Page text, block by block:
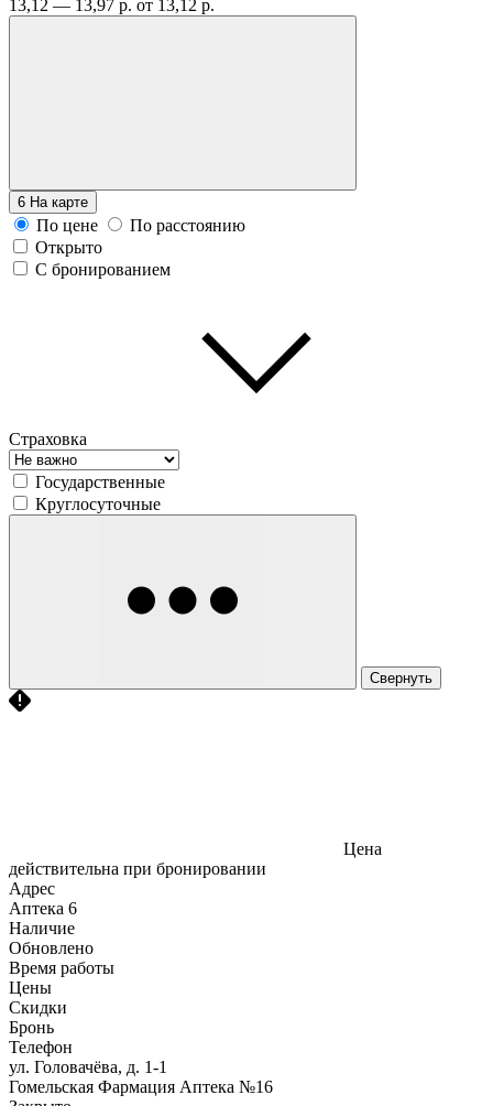
13,12 — 13,97 р. от 13,12 р.
6 На карте
По цене
По расстоянию
Открыто
С бронированием
Страховка
Государственные
Круглосуточные
Свернуть
Цена
действительна при бронировании
Адрес
Аптека 6
Наличие
Обновлено
Время работы
Цены
Скидки
Бронь
Телефон
ул. Головачёва, д. 1-1
Гомельская Фармация Аптека №16